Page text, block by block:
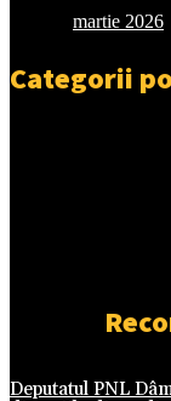
martie 2026
Categorii
Deputatul PNL